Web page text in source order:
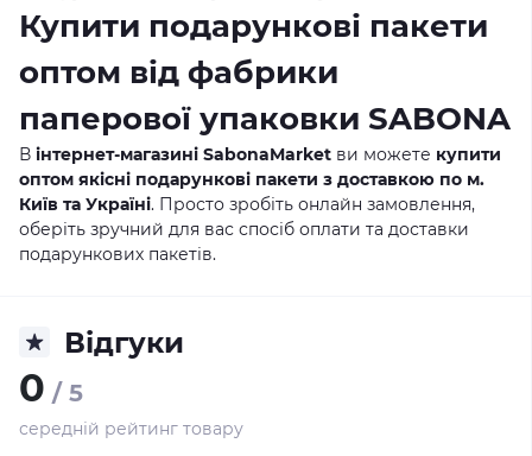
Купити подарункові пакети
оптом від фабрики
паперової упаковки SABONA
В інтернет-магазині SabonaMarket ви можете купити
оптом якісні подарункові пакети з доставкою по м.
Київ та Україні. Просто зробіть онлайн замовлення,
оберіть зручний для вас спосіб оплати та доставки
подарункових пакетів.
Відгуки
0 / 5
середній рейтинг товару